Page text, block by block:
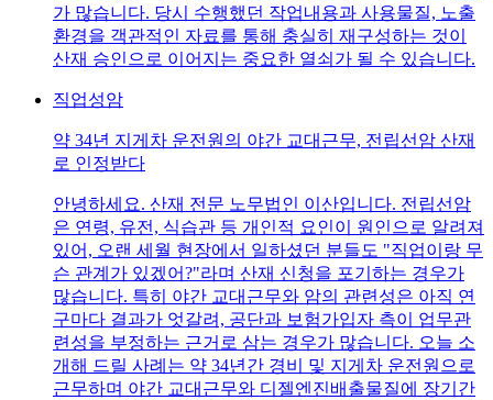
가 많습니다. 당시 수행했던 작업내용과 사용물질, 노출
환경을 객관적인 자료를 통해 충실히 재구성하는 것이
산재 승인으로 이어지는 중요한 열쇠가 될 수 있습니다.
직업성암
약 34년 지게차 운전원의 야간 교대근무, 전립선암 산재
로 인정받다
안녕하세요. 산재 전문 노무법인 이산입니다. 전립선암
은 연령, 유전, 식습관 등 개인적 요인이 원인으로 알려져
있어, 오랜 세월 현장에서 일하셨던 분들도 "직업이랑 무
슨 관계가 있겠어?"라며 산재 신청을 포기하는 경우가
많습니다. 특히 야간 교대근무와 암의 관련성은 아직 연
구마다 결과가 엇갈려, 공단과 보험가입자 측이 업무관
련성을 부정하는 근거로 삼는 경우가 많습니다. 오늘 소
개해 드릴 사례는 약 34년간 경비 및 지게차 운전원으로
근무하며 야간 교대근무와 디젤엔진배출물질에 장기간